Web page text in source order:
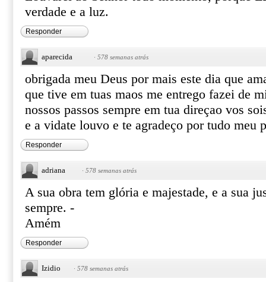
verdade e a luz.
Responder
aparecida · 578 semanas atrás
obrigada meu Deus por mais este dia que
que tive em tuas maos me entrego fazei de
nossos passos sempre em tua direçao vos
e a vidate louvo e te agradeço por tudo meu
Responder
adriana · 578 semanas atrás
A sua obra tem glória e majestade, e a sua
sempre. -
Amém
Responder
Izidio · 578 semanas atrás